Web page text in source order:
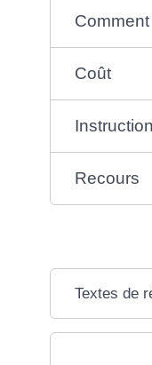
Coût
Recours
Textes de